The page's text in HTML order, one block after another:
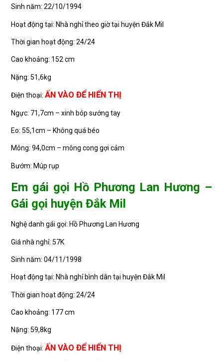
Sinh năm: 22/10/1994
Hoạt động tại: Nhà nghỉ theo giờ tại huyện Đắk Mil
Thời gian hoạt động: 24/24
Cao khoảng: 152 cm
Nặng: 51,6kg
Điện thoại:ẤN VÀO ĐỂ HIỂN THỊ
Ngực: 71,7cm – xinh bóp sướng tay
Eo: 55,1cm – Không quá béo
Mông: 94,0cm – mông cong gợi cảm
Bướm: Múp rụp
Em gái gọi Hồ Phương Lan Hương –
Gái gọi huyện Đắk Mil
Nghệ danh gái gọi: Hồ Phương Lan Hương
Giá nhà nghỉ: 57K
Sinh năm: 04/11/1998
Hoạt động tại: Nhà nghỉ bình dân tại huyện Đắk Mil
Thời gian hoạt động: 24/24
Cao khoảng: 177 cm
Nặng: 59,8kg
Điện thoại:ẤN VÀO ĐỂ HIỂN THỊ